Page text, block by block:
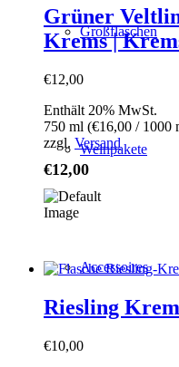
Großflaschen
Weinpakete
Accessoires
Grüner
Krems |
€12,00
Enthält 20% MwSt.
750 ml (€16,00 / 1000
zzgl. Versand
€12,00
Riesling
€10,00